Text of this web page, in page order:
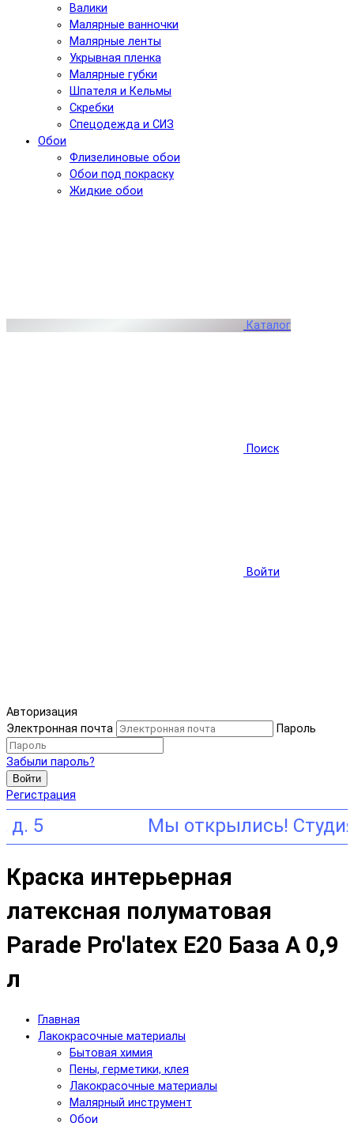
Валики
Малярные ванночки
Малярные ленты
Укрывная пленка
Малярные губки
Шпателя и Кельмы
Скребки
Спецодежда и СИЗ
Обои
Флизелиновые обои
Обои под покраску
Жидкие обои
Каталог
Поиск
Войти
Авторизация
Электронная почта
Пароль
Забыли пароль?
Войти
Регистрация
Краска интерьерная
латексная полуматовая
Parade Pro'latex Е20 База А 0,9
л
Главная
Лакокрасочные материалы
Бытовая химия
Пены, герметики, клея
Лакокрасочные материалы
Малярный инструмент
Обои